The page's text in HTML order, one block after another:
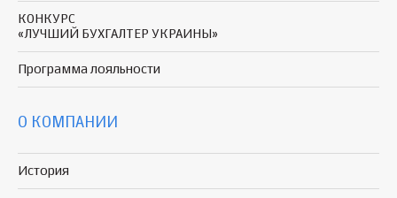
КОНКУРС
«ЛУЧШИЙ БУХГАЛТЕР УКРАИНЫ»
Программа лояльности
О КОМПАНИИ
История